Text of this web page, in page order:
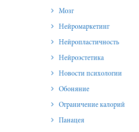
Мозг
Нейромаркетинг
Нейропластичность
Нейроэстетика
Новости психологии
Обоняние
Ограничение калорий
Панацея